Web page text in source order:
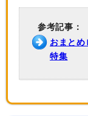
参考記事：
おまと
特集